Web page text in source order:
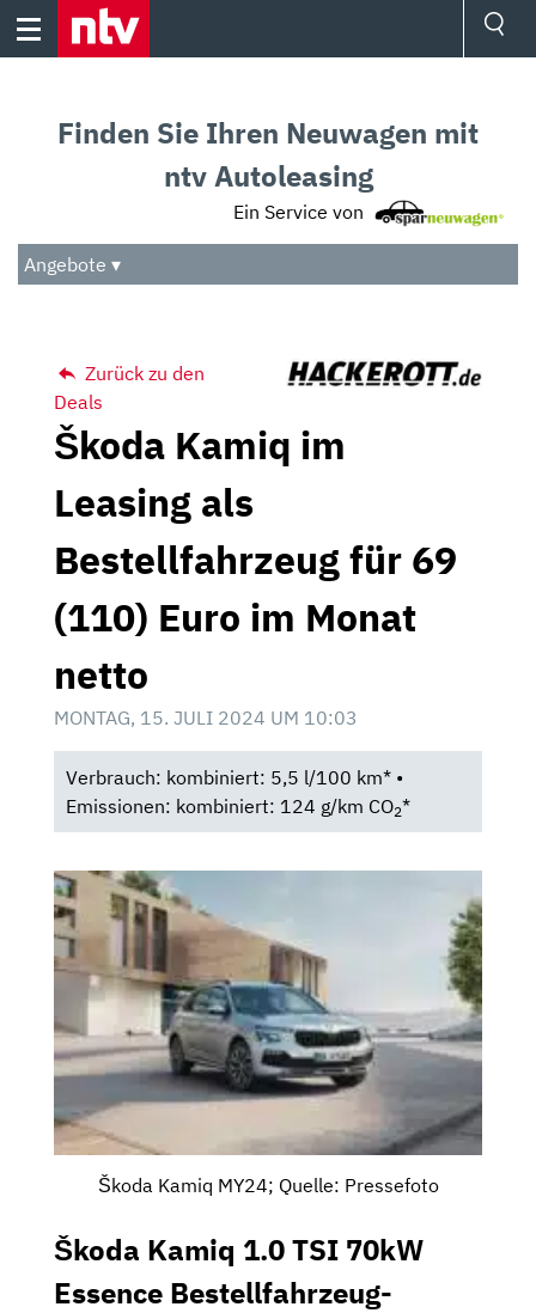
Skip
Audio
Das Beste
Finden Sie Ihren Neuwagen mit
ntv Autoleasing
Ein Service von
Angebote ▾
Zurück zu den
Deals
Škoda Kamiq im
Leasing als
Bestellfahrzeug für 69
(110) Euro im Monat
netto
MONTAG, 15. JULI 2024 UM 10:03
Verbrauch: kombiniert: 5,5 l/100 km* •
Emissionen: kombiniert: 124 g/km CO2*
Škoda Kamiq MY24; Quelle: Pressefoto
Škoda Kamiq 1.0 TSI 70kW
Essence Bestellfahrzeug-